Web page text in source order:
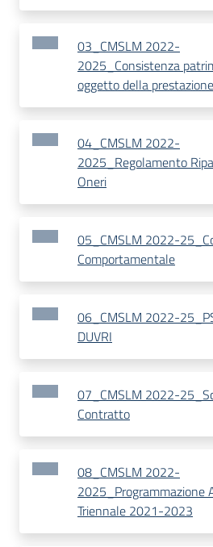
03_CMSLM 2022-
2025_Consistenza
oggetto della prestazione
04_CMSLM 2022-
2025_Regolamento
Oneri
05_CMSLM 2022-
Comportamentale
06_CMSLM 2022-
DUVRI
07_CMSLM 2022-
Contratto
08_CMSLM 2022-
2025_Programmazione
Triennale 2021-2023